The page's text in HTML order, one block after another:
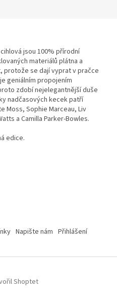
cihlová jsou 100% přírodní
materiálů plátna a
protože se dají vyprat v pračce
geniálním propojením
zdobí nejelegantnější duše
nadčasových kecek patří
Moss, Sophie Marceau, Liv
a Camilla Parker-Bowles.
edice.
Napište nám Přihlášení
Shoptet